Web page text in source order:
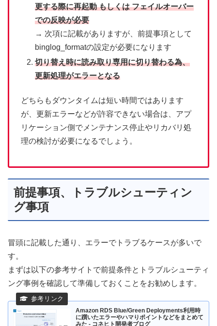
更する際に再起動 もしくは フェイルオーバー
での反映が必要
→ 次項に記載がありますが、前提事項として
binglog_formatの設定が必要になります
切り替え時に読み取り専用に切り替わる為、
更新処理がエラーとなる
どちらもダウンタイムは短い時間ではあります
が、更新エラーなどが許容できない場合は、アプ
リケーション側でメンテナンス停止やリカバリ処
理の検討が必要になるでしょう。
前提事項、トラブルシューティン
グ事項
冒頭に記載した通り、エラーでトラブるケースが多いで
す。
まずは以下の参考サイトで前提条件とトラブルシューティ
ング事例を確認して準備しておくことをお勧めします。
Amazon RDS Blue/Green Deployments利用時
に躓いたエラーやハマりポイントなどをまとめて
みた - コネヒト開発者ブログ